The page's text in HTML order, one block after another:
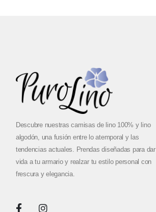
Descubre nuestras camisas de lino 100% y lino
algodón, una fusión entre lo atemporal y las
tendencias actuales. Prendas diseñadas para dar
vida a tu armario y realzar tu estilo personal con
frescura y elegancia.